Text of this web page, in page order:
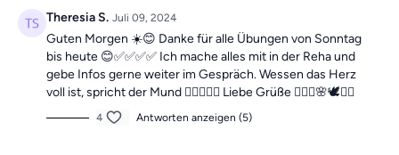
Die Übungen bilden insgesamt ein Ganzkörpertraining mit
verschiedenen Schwerpunkten und sind somit die ideale
Grundlage für einschmerzfreies, gesundesundbewegliches
Leben.
Mach dir keine Sorgen, falls du mal einen Tag verpasst, denn die
Theresia S. Juli 09, 2024
Guten Morgen ☀️😊 Danke für alle Übungen von Sonntag
bis heute 😊✅✅✅✅ Ich mache alles mit in der Reha und
gebe Infos gerne weiter im Gespräch. Wessen das Herz
voll ist, spricht der Mund 👍🏻😍🌸😉 Liebe Grüße 🙋🏼‍♀️🌸🕊️🧚‍♀️
4 Antworten anzeigen (5)